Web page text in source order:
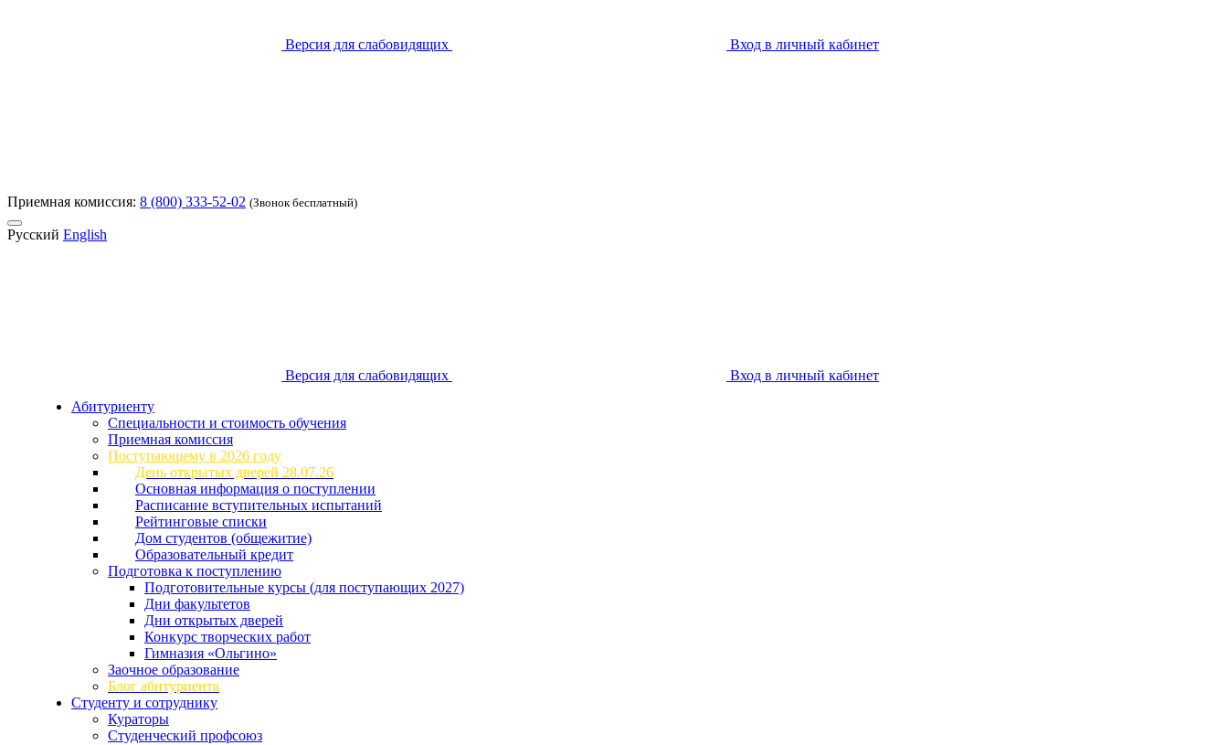
Версия для слабовидящих Вход в личный кабинет
Приемная комиссия: 8 (800) 333-52-02 (Звонок бесплатный)
Русский English
Версия для слабовидящих
Вход в личный кабинет
Абитуриенту
Специальности и стоимость обучения
Приемная комиссия
Поступающему в 2026 году
День открытых дверей 28.07.26
Основная информация о поступлении
Расписание вступительных испытаний
Рейтинговые списки
Дом студентов (общежитие)
Образовательный кредит
Подготовка к поступлению
Подготовительные курсы (для поступающих 2027)
Дни факультетов
Дни открытых дверей
Конкурс творческих работ
Гимназия «Ольгино»
Заочное образование
Блог абитуриента
Студенту и сотруднику
Кураторы
Студенческий профсоюз